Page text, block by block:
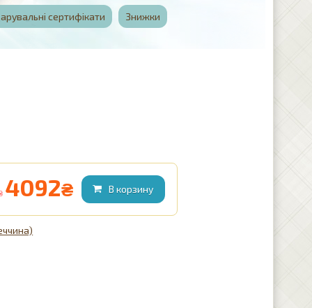
сертифікати Знижки
4092₴